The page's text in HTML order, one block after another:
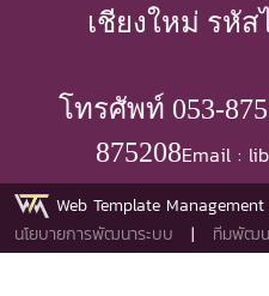
เชียงใหม่ รหั
โทรศัพท์ 053-
875208Email :
Web Template Management
นโยบายการพัฒนาระบบ | ทีมพัฒน